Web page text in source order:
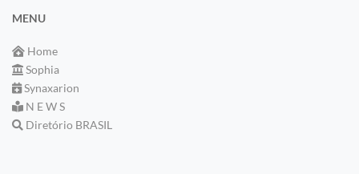
MENU
Home
Sophia
Synaxarion
N E W S
Diretório BRASIL